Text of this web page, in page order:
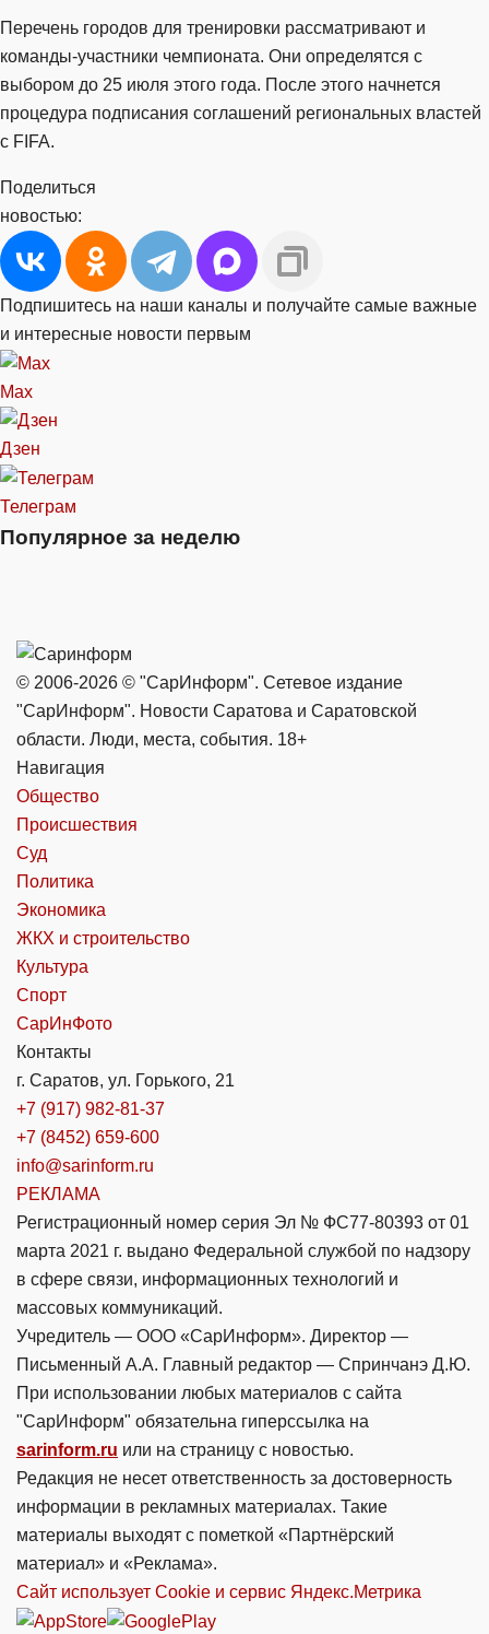
Перечень городов для тренировки рассматривают и
команды-участники чемпионата. Они определятся с
выбором до 25 июля этого года. После этого начнется
процедура подписания соглашений региональных властей
с FIFA.
Поделиться
новостью:
Подпишитесь на наши каналы и получайте самые важные
и интересные новости первым
Max
Дзен
Телеграм
Популярное за неделю
© 2006-2026 © "СарИнформ". Сетевое издание
"СарИнформ". Новости Саратова и Саратовской
области. Люди, места, события. 18+
Навигация
Общество
Происшествия
Суд
Политика
Экономика
ЖКХ и строительство
Культура
Спорт
СарИнФото
Контакты
г. Саратов, ул. Горького, 21
+7 (917) 982-81-37
+7 (8452) 659-600
info@sarinform.ru
РЕКЛАМА
Регистрационный номер серия Эл № ФС77-80393 от 01
марта 2021 г. выдано Федеральной службой по надзору
в сфере связи, информационных технологий и
массовых коммуникаций.
Учредитель — ООО «СарИнформ». Директор —
Письменный А.А. Главный редактор — Спринчанэ Д.Ю.
При использовании любых материалов с сайта
"СарИнформ" обязательна гиперссылка на
sarinform.ru или на страницу с новостью.
Редакция не несет ответственность за достоверность
информации в рекламных материалах. Такие
материалы выходят с пометкой «Партнёрский
материал» и «Реклама».
Сайт использует Cookie и сервиc Яндекс.Метрика